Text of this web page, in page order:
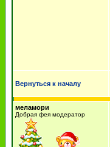
Вернуться к началу
меламори
Добрая фея модератор